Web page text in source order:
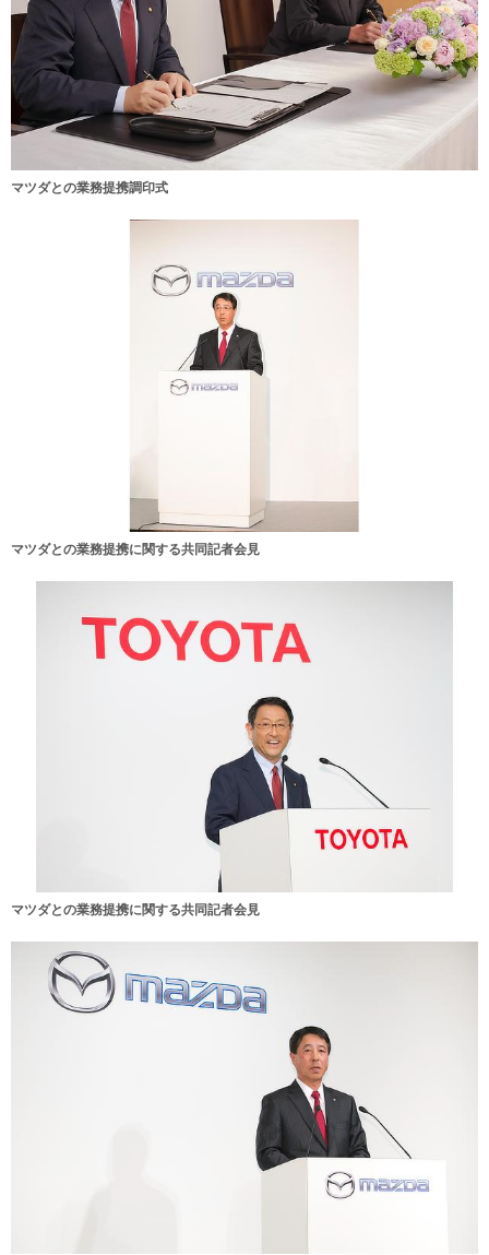
マツダとの業務提携調印式
マツダとの業務提携に関する共同記者会見
マツダとの業務提携に関する共同記者会見